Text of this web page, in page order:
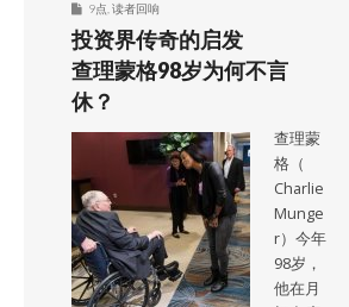
9点 读者回响
投资界传奇的启发
查理蒙格98岁为何不言
休？
查理蒙
格（
Charlie
Munge
r）今年
98岁，
他在月